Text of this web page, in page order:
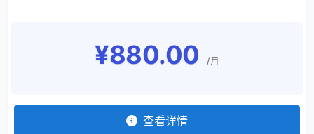
¥880.00 /月
查看详情